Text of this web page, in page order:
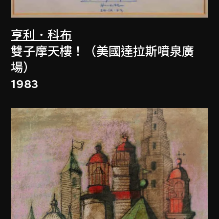
亨利．科布
雙子摩天樓！（美國達拉斯噴泉廣
場）
1983